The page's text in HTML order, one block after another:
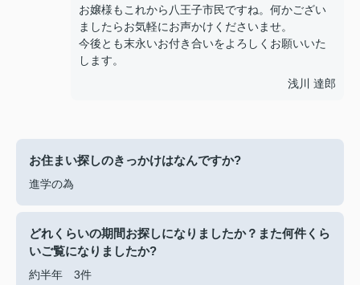
お嬢様もこれから八王子市民ですね。何かござい
ましたらお気軽にお声かけくださいませ。
今後とも末永いお付き合いをよろしくお願いいた
します。
浅川 達郎
お住まい探しのきっかけはなんですか?
進学の為
どれくらいの期間お探しになりましたか？また何件くら
いご覧になりましたか?
約半年 3件